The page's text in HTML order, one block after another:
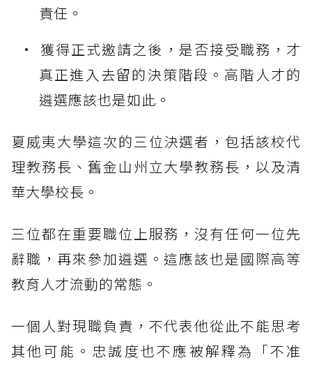
責任。
獲得正式邀請之後，是否接受職務，才
真正進入去留的決策階段。高階人才的
遴選應該也是如此。
夏威夷大學這次的三位決選者，包括該校代
理教務長、舊金山州立大學教務長，以及清
華大學校長。
三位都在重要職位上服務，沒有任何一位先
辭職，再來參加遴選。這應該也是國際高等
教育人才流動的常態。
一個人對現職負責，不代表他從此不能思考
其他可能。忠誠度也不應被解釋為「不准